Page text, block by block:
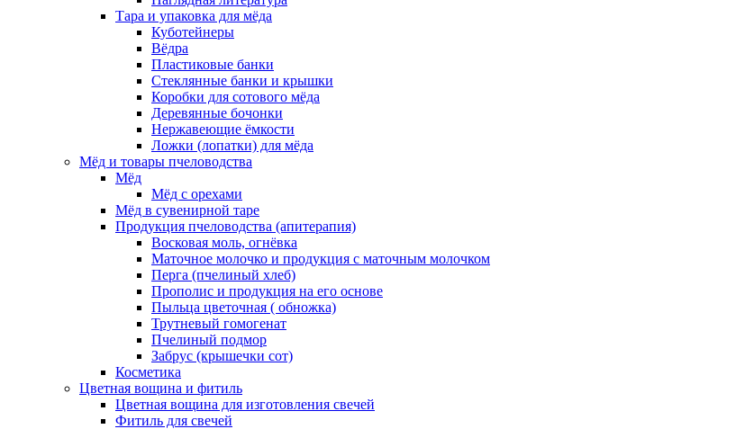
Тара и упаковка для мёда
Куботейнеры
Вёдра
Пластиковые банки
Стеклянные банки и крышки
Коробки для сотового мёда
Деревянные бочонки
Нержавеющие ёмкости
Ложки (лопатки) для мёда
Мёд и товары пчеловодства
Мёд
Мёд с орехами
Мёд в сувенирной таре
Продукция пчеловодства (апитерапия)
Восковая моль, огнёвка
Маточное молочко и продукция с маточным молочком
Перга (пчелиный хлеб)
Прополис и продукция на его основе
Пыльца цветочная ( обножка)
Трутневый гомогенат
Пчелиный подмор
Забрус (крышечки сот)
Косметика
Цветная вощина и фитиль
Цветная вощина для изготовления свечей
Фитиль для свечей